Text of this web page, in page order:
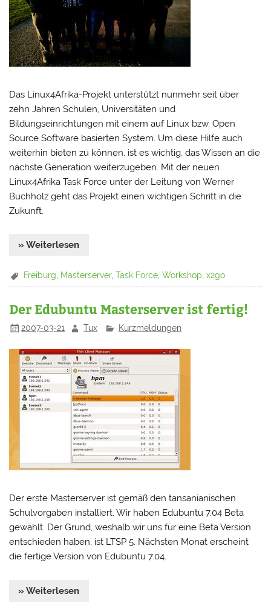
Das Linux4Afrika-Projekt unterstützt nunmehr seit über
zehn Jahren Schulen, Universitäten und
Bildungseinrichtungen mit einem auf Linux bzw. Open
Source Software basierten System. Um diese Hilfe auch
weiterhin bieten zu können, ist es wichtig, das Wissen an die
nächste Generation weiterzugeben. Mit der neuen
Linux4Afrika Task Force unter der Leitung von Werner
Buchholz geht das Projekt einen wichtigen Schritt in die
Zukunft.
» Weiterlesen
Freiburg Masterserver,Task Force ,Workshop ,x2go
Der Edubuntu Masterserver ist fertig!
2007-03-21 Tux Kurzmeldungen
Der erste Masterserver ist gemäß den tansanianischen
Schulvorgaben installiert. Wir haben Edubuntu 7.04 Beta
gewählt. Der Grund, weshalb wir uns für eine Beta Version
entschieden haben, ist LTSP 5. Nächsten Monat erscheint
die fertige Version von Edubuntu 7.04.
» Weiterlesen